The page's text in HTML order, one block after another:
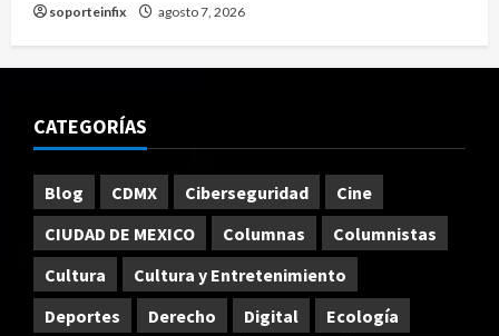
soporteinfix agosto 7, 2026
CATEGORÍAS
Blog CDMX Ciberseguridad
Cine
CIUDAD DE MEXICO
Columnas
Columnistas
Cultura
Cultura y Entretenimiento
Deportes
Derecho Digital
Ecología